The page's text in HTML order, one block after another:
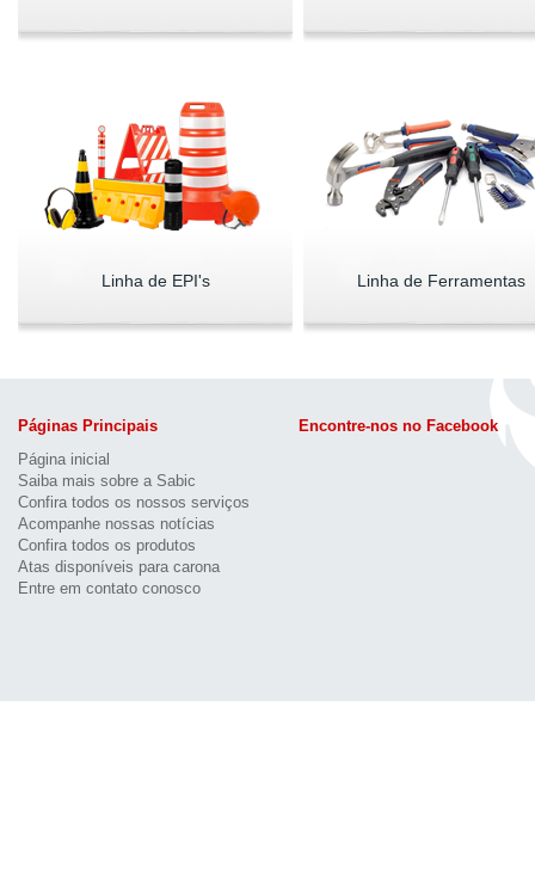
Linha de EPI's Linha de Ferramentas
Páginas Principais
Página inicial
Saiba mais sobre a Sabic
Confira todos os nossos serviços
Acompanhe nossas notícias
Confira todos os produtos
Atas disponíveis para carona
Entre em contato conosco
Encontre-nos no Facebook